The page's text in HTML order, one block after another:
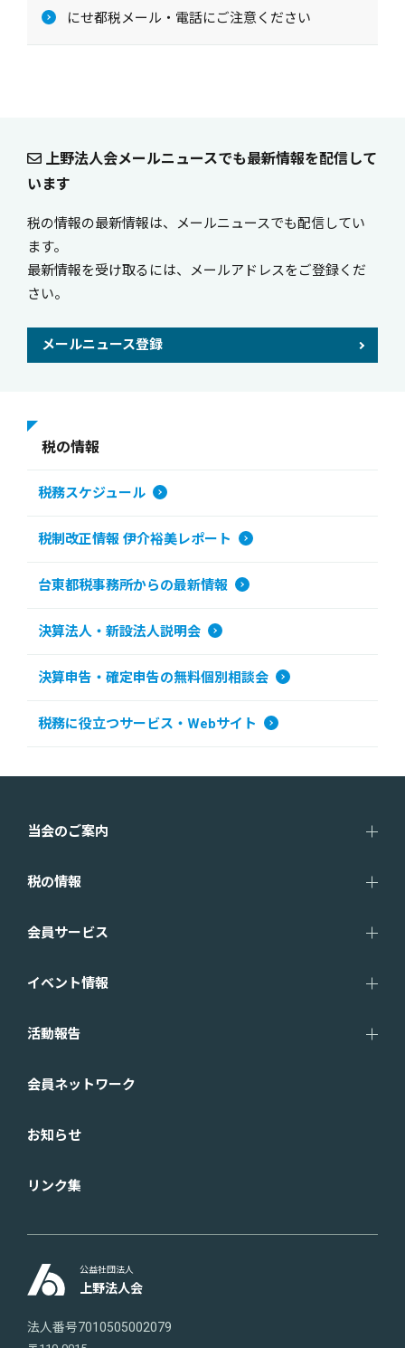
にせ都税メール・電話にご注意ください
上野法人会メールニュースでも最新情報を配信して
います
税の情報の最新情報は、メールニュースでも配信してい
ます。
最新情報を受け取るには、メールアドレスをご登録くだ
さい。
メールニュース登録
税の情報
税務スケジュール
税制改正情報 伊介裕美レポート
台東都税事務所からの最新情報
決算法人・新設法人説明会
決算申告・確定申告の無料個別相談会
税務に役立つサービス・Webサイト
公益社団法人
上野法人会
法人番号7010505002079
当会のご案内
税の情報
会員サービス
イベント情報
活動報告
会員ネットワーク
お知らせ
リンク集